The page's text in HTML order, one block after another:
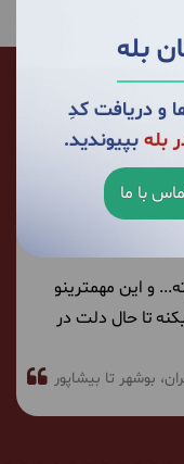
بله
و دریافت کدِ
بله بپیوندید.
با ما
و این مهمترینو
تا حال دلت در
بوشهر تا بیشاپور